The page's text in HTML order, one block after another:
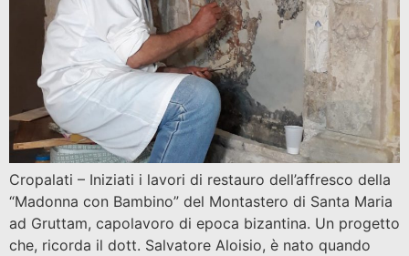
Cropalati – Iniziati i lavori di restauro dell’affresco della
“Madonna con Bambino” del Montastero di Santa Maria
ad Gruttam, capolavoro di epoca bizantina. Un progetto
che, ricorda il dott. Salvatore Aloisio, è nato quando